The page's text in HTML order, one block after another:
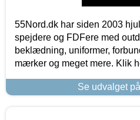
55Nord.dk har siden 2003
spejdere og FDFere med
beklædning, uniformer,
mærker og meget mere. Klik
Se udvalget